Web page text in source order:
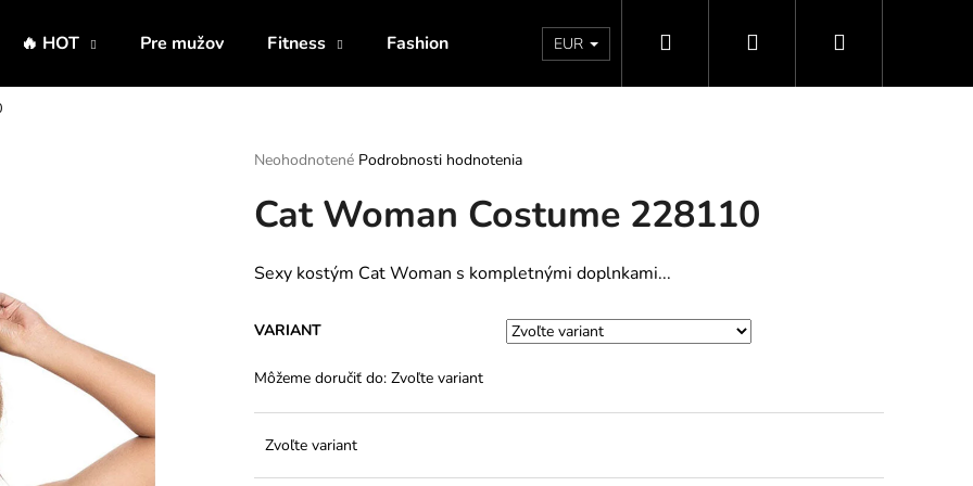
🔥 HOT Pre mužov Fitness Fashion Doprava a platby Vrátenie - Výmena - Reklamácia
EUR Hľadať PrihlásenieNákupný
Priemerné
produktu
je
z
5
Neohodnotené Podrobnosti hodnotenia
Cat Woman Costume 228110
Sexy kostým Cat Woman s kompletnými doplnkami...
VARIANT
Môžeme doručiť do: Zvoľte variant
Zvoľte variant
HĽADAŤ